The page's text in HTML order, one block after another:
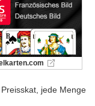
jede Menge